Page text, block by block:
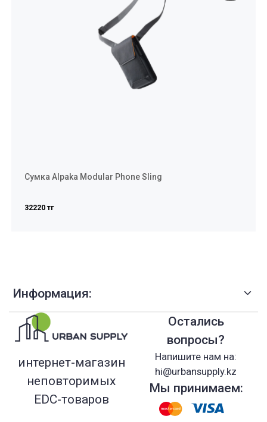
Сумка Alpaka Modular Phone Sling
32220 тг
Информация:
интернет-магазин
неповторимых
EDC-товаров
Остались
вопросы?
Напишите нам на:
hi@urbansupply.kz
Мы принимаем: